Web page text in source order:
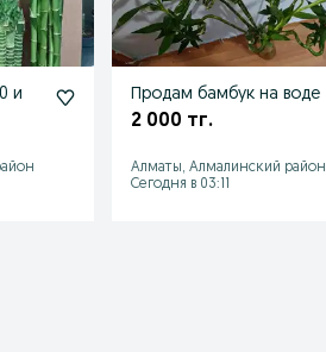
и
Продам бамбук на воде
2 000 тг.
Алматы, Алмалинский район
Сегодня в 03:11